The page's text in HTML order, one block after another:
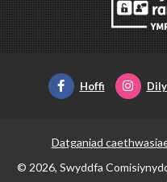
Hoffi
Datganiad
© 2026, Swyddfa